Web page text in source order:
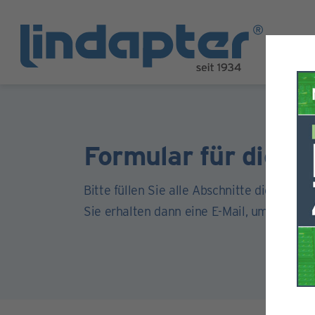
Formular für die
Bitte füllen Sie alle Abschnitte dieses
Sie erhalten dann eine E-Mail, um Ihr